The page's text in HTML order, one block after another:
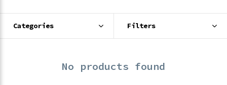
Categories Filters
No products found